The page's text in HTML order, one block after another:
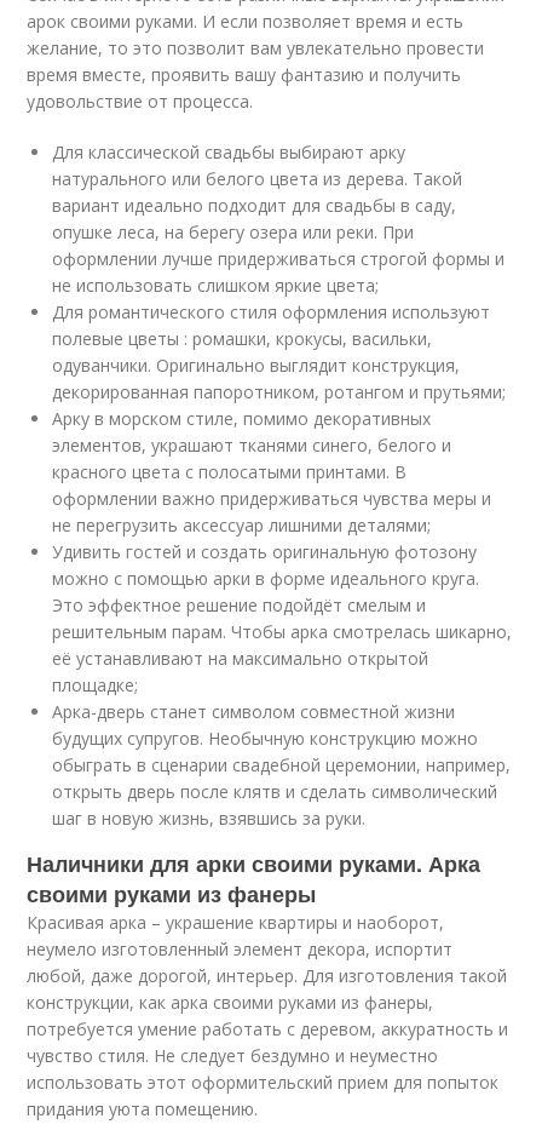
арок своими руками. И если позволяет время и есть
желание, то это позволит вам увлекательно провести
время вместе, проявить вашу фантазию и получить
удовольствие от процесса.
Для классической свадьбы выбирают арку
натурального или белого цвета из дерева. Такой
вариант идеально подходит для свадьбы в саду,
опушке леса, на берегу озера или реки. При
оформлении лучше придерживаться строгой формы и
не использовать слишком яркие цвета;
Для романтического стиля оформления используют
полевые цветы : ромашки, крокусы, васильки,
одуванчики. Оригинально выглядит конструкция,
декорированная папоротником, ротангом и прутьями;
Арку в морском стиле, помимо декоративных
элементов, украшают тканями синего, белого и
красного цвета с полосатыми принтами. В
оформлении важно придерживаться чувства меры и
не перегрузить аксессуар лишними деталями;
Удивить гостей и создать оригинальную фотозону
можно с помощью арки в форме идеального круга.
Это эффектное решение подойдёт смелым и
решительным парам. Чтобы арка смотрелась шикарно,
её устанавливают на максимально открытой
площадке;
Арка-дверь станет символом совместной жизни
будущих супругов. Необычную конструкцию можно
обыграть в сценарии свадебной церемонии, например,
открыть дверь после клятв и сделать символический
шаг в новую жизнь, взявшись за руки.
Наличники для арки своими руками. Арка
своими руками из фанеры
Красивая арка – украшение квартиры и наоборот,
неумело изготовленный элемент декора, испортит
любой, даже дорогой, интерьер. Для изготовления такой
конструкции, как арка своими руками из фанеры,
потребуется умение работать с деревом, аккуратность и
чувство стиля. Не следует бездумно и неуместно
использовать этот оформительский прием для попыток
придания уюта помещению.